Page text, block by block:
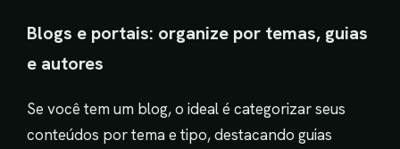
Blogs e portais: organize por temas, guias
e autores
Se você tem um blog, o ideal é categorizar seus
conteúdos por tema e tipo, destacando guias